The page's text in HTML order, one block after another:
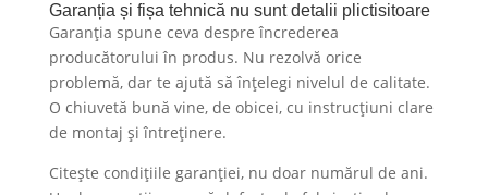
Garanția și fișa tehnică nu sunt detalii plictisitoare
Garanția spune ceva despre încrederea
producătorului în produs. Nu rezolvă orice
problemă, dar te ajută să înțelegi nivelul de calitate.
O chiuvetă bună vine, de obicei, cu instrucțiuni clare
de montaj și întreținere.
Citește condițiile garanției, nu doar numărul de ani.